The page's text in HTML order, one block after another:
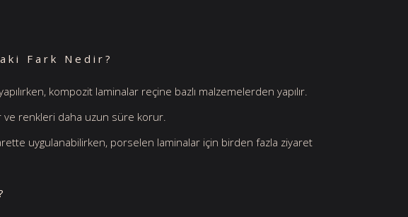
Fark Nedir?
kompozit laminalar reçine bazlı malzemelerden yapılır.
ve renkleri daha uzun süre korur.
uygulanabilirken, porselen laminalar için birden fazla ziyaret